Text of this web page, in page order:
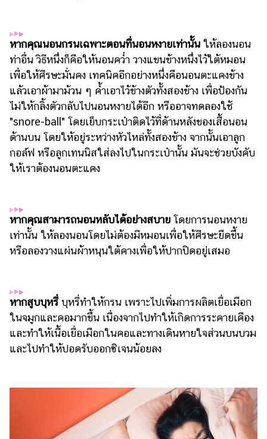
ดูด
วง
ผู้
หญิง
ผู้ชาย
สุขภาพ
ท่อง
อาหาร
ง่ายๆ
ช้อป
รถยนต์
บ้าน
และ
การ
มือ
หากคุณนอนกรนเฉพาะตอนที่นอนหงายเท่านั้น ให้ลองนอน
ท่าอื่น วิธีหนึ่งก็คือให้นอนคว่ำ วางแขนข้างหนึ่งไว้ใต้หมอน
เพื่อให้ศีรษะมั่นคง เทคนิคอีกอย่างหนึ่งคือนอนตะแคงข้าง
แล้วเอาผ้ามาม้วน ๆ ค้ำเอาไว้ข้างตัวทั้งสองข้าง เพื่อป้องกัน
ไม่ให้กลิ้งตัวกลับไปนอนหงายได้อีก หรืออาจทดลองใช้
"snore-ball" โดยเย็บกระเป๋าติดไว้ที่ด้านหลังของเสื้อนอน
ด้านบน โดยให้อยู่ระหว่างหัวไหล่ทั้งสองข้าง จากนั้นเอาลูก
กอล์ฟ หรือลูกเทนนิสใส่ลงไปในกระเป๋านั้น มันจะช่วยบังคับ
ให้เราต้องนอนตะแคง
หากคุณสามารถนอนหลับได้อย่างสบาย โดยการนอนหงาย
เท่านั้น ให้ลองนอนโดยไม่ต้องมีหมอนเพื่อให้ศีรษะยืดขึ้น
หรือลองวางแผ่นผ้าหนุนใต้คางเพื่อให้ปากปิดอยู่เสมอ
หากสูบบุหรี่บุหรี่ทำให้กรน เพราะไปเพิ่มการผลิตเยื่อเมือก
ในจมูกและคอมากขึ้น เนื่องจากไปทำให้เกิดการระคายเคือง
และทำให้เนื้อเยื่อเมือกในคอและทางเดินหายใจส่วนบนบวม
และไปทำให้ปอดรับออกซิเจนน้อยลง